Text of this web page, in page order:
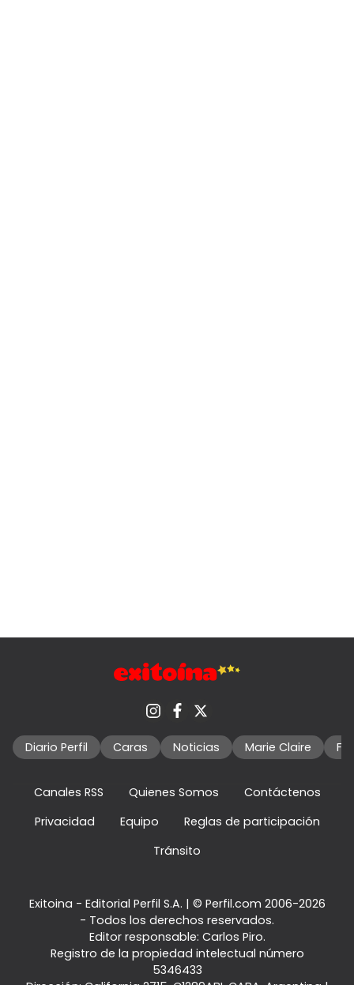
Diario Perfil Caras Noticias Marie Claire
Canales RSS Quienes Somos
Contáctenos
Privacidad
Equipo
Reglas de participación
Tránsito
Exitoina - Editorial Perfil S.A. | © Perfil.com 2006-2026
- Todos los derechos reservados.
Editor responsable: Carlos Piro.
Registro de la propiedad intelectual número
5346433